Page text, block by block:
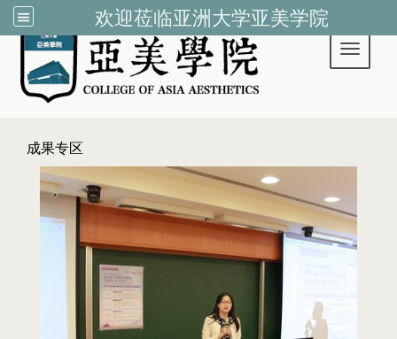
欢迎莅临亚洲大学亚美学院
Toggle
成果专区